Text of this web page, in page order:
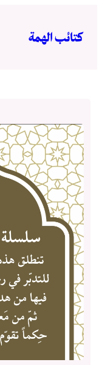
المحتوى
كتائب الهمة